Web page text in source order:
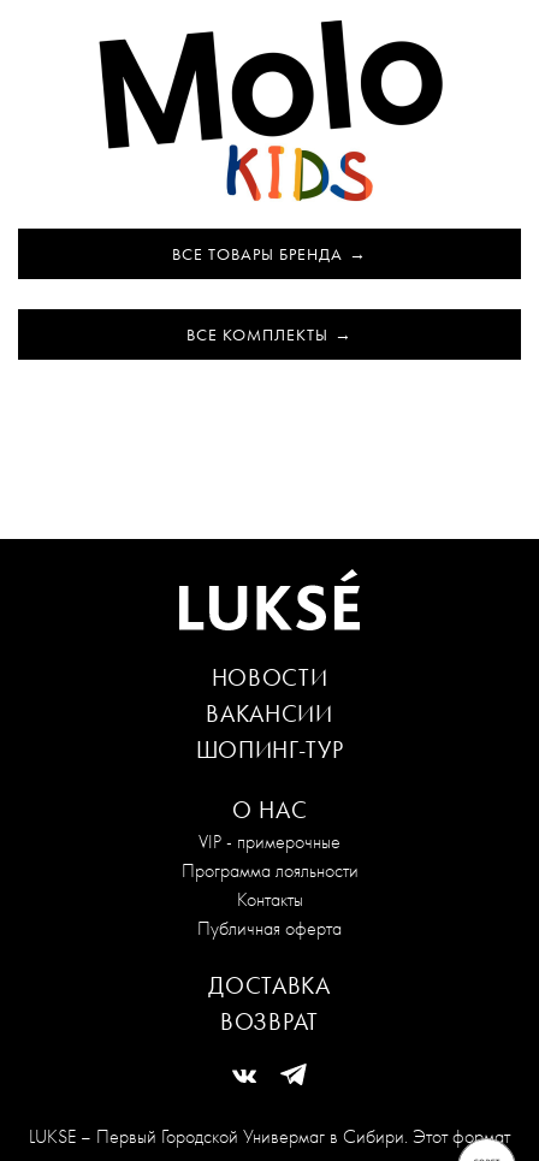
ВСЕ ТОВАРЫ БРЕНДА
ВСЕ КОМПЛЕКТЫ
LUKSE – Первый Городской Универмаг в Сибири. Этот формат
О НАС
VIP - примерочные
Программа лояльности
Контакты
Публичная оферта
НОВОСТИ
ВАКАНСИИ
ШОПИНГ-ТУР
ДОСТАВКА
ВОЗВРАТ